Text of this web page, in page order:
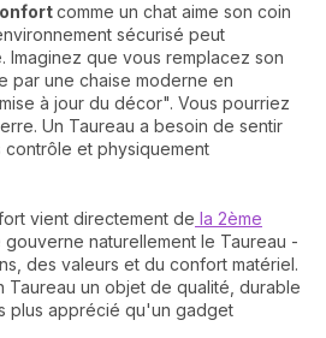
comme un chat aime son coin
sécurisé peut
Imaginez que vous remplacez son
par une chaise moderne en
à jour du décor". Vous pourriez
Un Taureau a besoin de sentir
et physiquement
vient directement de la 2ème
gouverne naturellement le Taureau -
des valeurs et du confort matériel.
Taureau un objet de qualité, durable
plus apprécié qu'un gadget